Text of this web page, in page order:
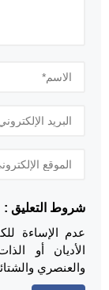
شروط التعليق :
عدم الإساءة
الأديان أو
والعنصري